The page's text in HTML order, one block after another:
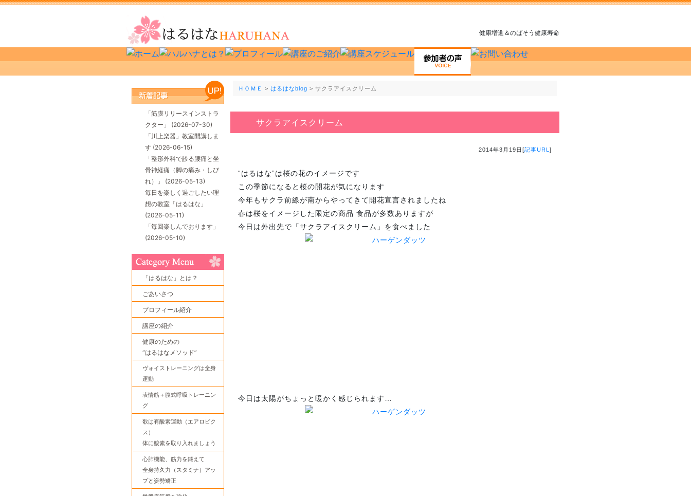
健康増進＆のばそう健康寿命
ＨＯＭＥ > はるはなblog > サクラアイスクリーム
サクラアイスクリーム
2014年3月19日[記事URL ]
“はるはな”は桜の花のイメージです
この季節になると桜の開花が気になります
今年もサクラ前線が南からやってきて開花宣言されましたね
春は桜をイメージした限定の商品 食品が多数ありますが
今日は外出先で「サクラアイスクリーム」を食べました
今日は太陽がちょっと暖かく感じられます…
「筋膜リリースインストラ
クター」 (2026-07-30)
「川上楽器」教室開講しま
す (2026-06-15)
「整形外科で診る腰痛と坐
骨神経痛（脚の痛み・しび
れ）」 (2026-05-13)
毎日を楽しく過ごしたい理
想の教室「はるはな」
(2026-05-11)
「毎回楽しんでおります」
(2026-05-10)
「はるはな」とは？
ごあいさつ
プロフィール紹介
講座の紹介
健康のための
“はるはなメソッド”
ヴォイストレーニングは全身
運動
表情筋＋腹式呼吸トレーニン
グ
歌は有酸素運動（エアロビク
ス）
体に酸素を取り入れましょう
心肺機能、筋力を鍛えて
全身持久力（スタミナ）アッ
プと姿勢矯正